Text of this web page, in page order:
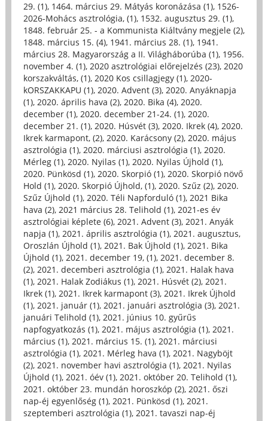
29. (1), 1464. március 29. Mátyás koronázása (1), 1526-
2026-Mohács asztrológia, (1), 1532. augusztus 29. (1),
1848. február 25. - a Kommunista Kiáltvány megjele (2),
1848. március 15. (4), 1941. március 28. (1), 1941.
március 28. Magyarország a II. Világháborúba (1), 1956.
november 4. (1), 2020 asztrológiai előrejelzés (23), 2020
korszakváltás, (1), 2020 Kos csillagjegy (1), 2020-
kORSZAKKAPU (1), 2020. Advent (3), 2020. Anyáknapja
(1), 2020. április hava (2), 2020. Bika (4), 2020.
december (1), 2020. december 21-24. (1), 2020.
december 21. (1), 2020. Húsvét (3), 2020. Ikrek (4), 2020.
Ikrek karmapont, (2), 2020. Karácsony (2), 2020. május
asztrológia (1), 2020. márciusi asztrológia (1), 2020.
Mérleg (1), 2020. Nyilas (1), 2020. Nyilas Újhold (1),
2020. Pünkösd (1), 2020. Skorpió (1), 2020. Skorpió növő
Hold (1), 2020. Skorpió Újhold, (1), 2020. Szűz (2), 2020.
Szűz Újhold (1), 2020. Téli Napforduló (1), 2021 Bika
hava (2), 2021 március 28. Telihold (1), 2021-es év
asztrológiai képlete (6), 2021. Advent (3), 2021. Anyák
napja (1), 2021. április asztrológia (1), 2021. augusztus,
Oroszlán Újhold (1), 2021. Bak Újhold (1), 2021. Bika
Újhold (1), 2021. december 19, (1), 2021. december 8.
(2), 2021. decemberi asztrológia (1), 2021. Halak hava
(1), 2021. Halak Zodiákus (1), 2021. Húsvét (2), 2021.
Ikrek (1), 2021. Ikrek karmapont (3), 2021. Ikrek Újhold
(1), 2021. január (1), 2021. januári asztrológia (3), 2021.
januári Telihold (1), 2021. június 10. gyűrűs
napfogyatkozás (1), 2021. május asztrológia (1), 2021.
március (1), 2021. március 15. (1), 2021. márciusi
asztrológia (1), 2021. Mérleg hava (1), 2021. Nagyböjt
(2), 2021. november havi asztrológia (1), 2021. Nyilas
Újhold (1), 2021. óév (1), 2021. október 20. Telihold (1),
2021. október 23. mundán horoszkóp (2), 2021. őszi
nap-éj egyenlőség (1), 2021. Pünkösd (1), 2021.
szeptemberi asztrológia (1), 2021. tavaszi nap-éj